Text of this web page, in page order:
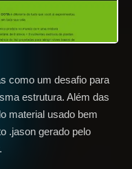
como um desafio para
estrutura. Além das
material usado bem
.jason gerado pelo